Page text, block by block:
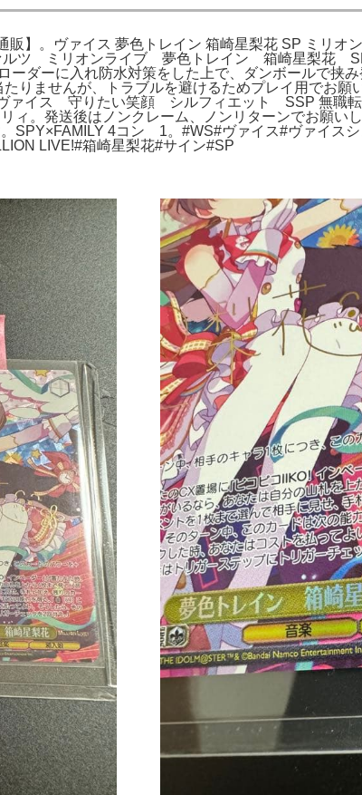
】。ヴァイス 夢色トレイン 箱崎星梨花 SP ミリオ
ルツ ミリオンライブ 夢色トレイン 箱崎星梨花
ーに入れ防水対策をした上で、ダンボールで挟み
りませんが、トラブルを避けるためプレイ用でお
ァイス 守りたい笑顔 シルフィエット SSP 無職
。発送後はノンクレーム、ノンリターンでお願い
SPY×FAMILY 4コン 1。#WS#ヴァイス#ヴァイス
LIVE!#箱崎星梨花#サイン#SP